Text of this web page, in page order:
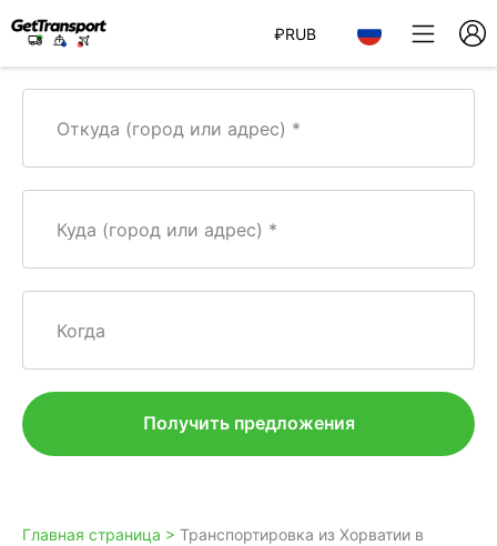
₽RUB
Откуда (город или адрес)
Куда (город или адрес)
Когда
Получить предложения
Главная страница > Транспортировка из Хорватии в